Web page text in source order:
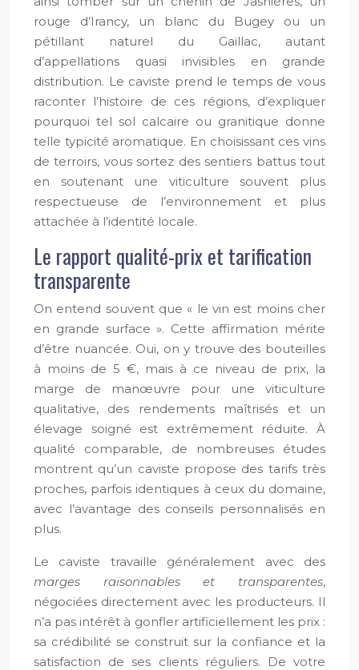
rouge d’Irancy, un blanc du Bugey ou un
pétillant naturel du Gaillac, autant
d’appellations quasi invisibles en grande
distribution. Le caviste prend le temps de vous
raconter l’histoire de ces régions, d’expliquer
pourquoi tel sol calcaire ou granitique donne
telle typicité aromatique. En choisissant ces vins
de terroirs, vous sortez des sentiers battus tout
en soutenant une viticulture souvent plus
respectueuse de l’environnement et plus
attachée à l’identité locale.
Le rapport qualité-prix et tarification
transparente
On entend souvent que « le vin est moins cher
en grande surface ». Cette affirmation mérite
d’être nuancée. Oui, on y trouve des bouteilles
à moins de 5 €, mais à ce niveau de prix, la
marge de manœuvre pour une viticulture
qualitative, des rendements maîtrisés et un
élevage soigné est extrêmement réduite. À
qualité comparable, de nombreuses études
montrent qu’un caviste propose des tarifs très
proches, parfois identiques à ceux du domaine,
avec l’avantage des conseils personnalisés en
plus.
Le caviste travaille généralement avec des
marges raisonnables et transparentes,
négociées directement avec les producteurs. Il
n’a pas intérêt à gonfler artificiellement les prix :
sa crédibilité se construit sur la confiance et la
satisfaction de ses clients réguliers. De votre